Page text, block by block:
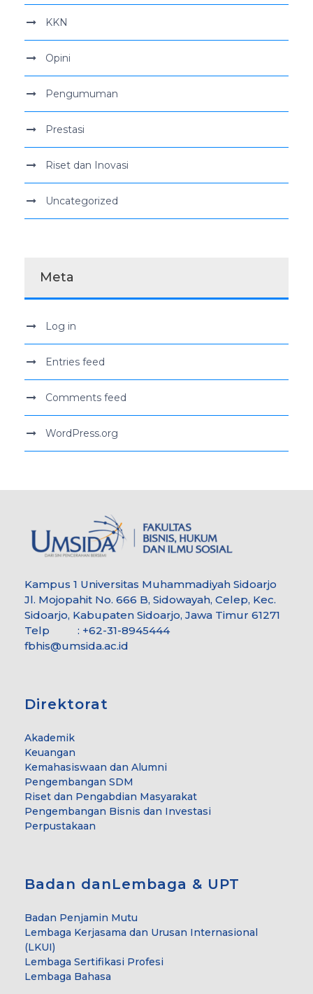
KKN
Opini
Pengumuman
Prestasi
Riset dan Inovasi
Uncategorized
Meta
Log in
Entries feed
Comments feed
WordPress.org
Kampus 1 Universitas Muhammadiyah Sidoarjo
Jl. Mojopahit No. 666 B, Sidowayah, Celep, Kec.
Sidoarjo, Kabupaten Sidoarjo, Jawa Timur 61271
Telp : +62-31-8945444
fbhis@umsida.ac.id
Direktorat
Akademik
Keuangan
Kemahasiswaan dan Alumni
Pengembangan SDM
Riset dan Pengabdian Masyarakat
Pengembangan Bisnis dan Investasi
Perpustakaan
Badan danLembaga & UPT
Badan Penjamin Mutu
Lembaga Kerjasama dan Urusan Internasional
(LKUI)
Lembaga Sertifikasi Profesi
Lembaga Bahasa